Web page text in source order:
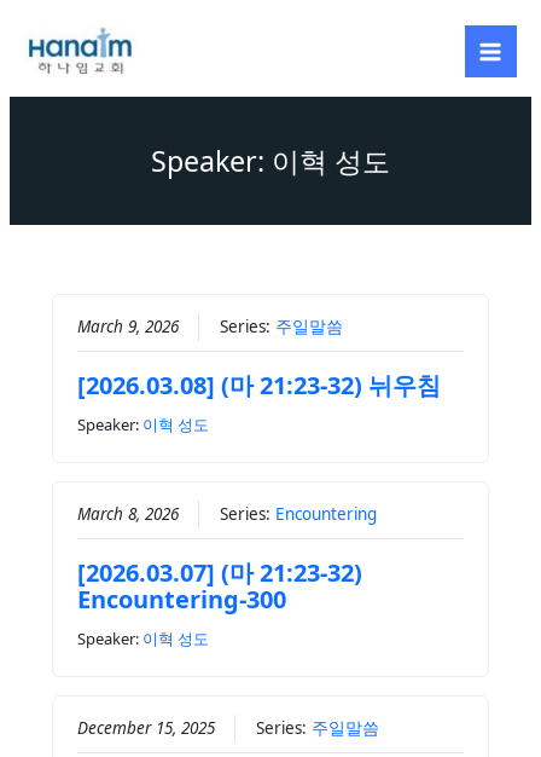
content
Speaker: 이혁 성도
March 9, 2026 Series: 주일말씀
[2026.03.08] (마 21:23-32) 뉘우침
Speaker: 이혁 성도
March 8, 2026 Series: Encountering
[2026.03.07] (마 21:23-32)
Encountering-300
Speaker: 이혁 성도
December 15, 2025 Series: 주일말씀